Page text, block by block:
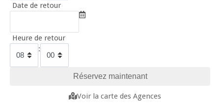
Date de retour
Heure de retour
:
Voir la carte des Agences